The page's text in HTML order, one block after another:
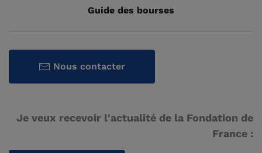
Guide des bourses
Nous contacter
Je veux recevoir l'actualité de la Fondation de
France :